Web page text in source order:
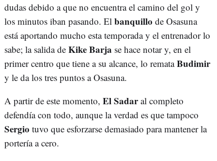
dudas debido a que no encuentra el camino del gol y
los minutos iban pasando. El banquillo de Osasuna
está aportando mucho esta temporada y el entrenador lo
sabe; la salida de Kike Barja se hace notar y, en el
primer centro que tiene a su alcance, lo remataBudimir
y le da los tres puntos a Osasuna.
A partir de este momento, El Sadaral completo
defendía con todo, aunque la verdad es que tampoco
Sergio tuvo que esforzarse demasiado para mantener la
portería a cero.